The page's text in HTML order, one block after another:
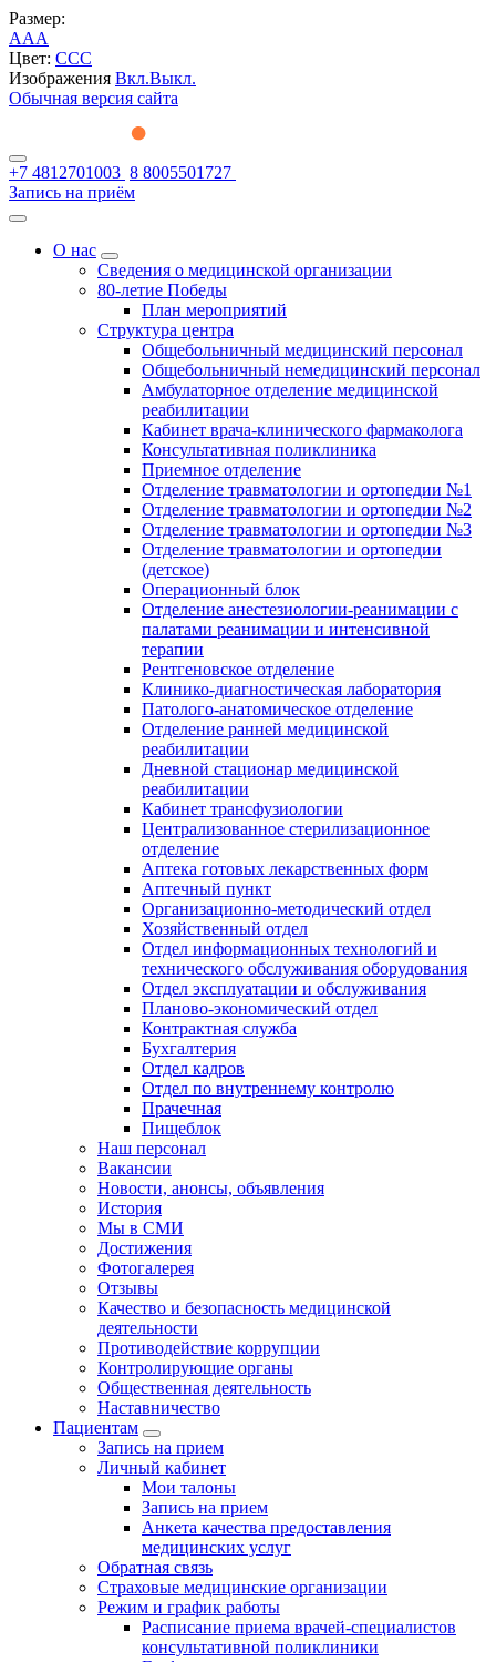
Размер:
AAA
Цвет: CCC
Изображения Вкл.Выкл.
Обычная версия сайта
+7 4812701003 8 8005501727
Запись на приём
О нас
Сведения о медицинской организации
80-летие Победы
План мероприятий
Структура центра
Общебольничный медицинский персонал
Общебольничный немедицинский персонал
Амбулаторное отделение медицинской
реабилитации
Кабинет врача-клинического фармаколога
Консультативная поликлиника
Приемное отделение
Отделение травматологии и ортопедии №1
Отделение травматологии и ортопедии №2
Отделение травматологии и ортопедии №3
Отделение травматологии и ортопедии
(детское)
Операционный блок
Отделение анестезиологии-реанимации с
палатами реанимации и интенсивной
терапии
Рентгеновское отделение
Клинико-диагностическая лаборатория
Патолого-анатомическое отделение
Отделение ранней медицинской
реабилитации
Дневной стационар медицинской
реабилитации
Кабинет трансфузиологии
Централизованное стерилизационное
отделение
Аптека готовых лекарственных форм
Аптечный пункт
Организационно-методический отдел
Хозяйственный отдел
Отдел информационных технологий и
технического обслуживания оборудования
Отдел эксплуатации и обслуживания
Планово-экономический отдел
Контрактная служба
Бухгалтерия
Отдел кадров
Отдел по внутреннему контролю
Прачечная
Пищеблок
Наш персонал
Вакансии
Новости, анонсы, объявления
История
Мы в СМИ
Достижения
Фотогалерея
Отзывы
Качество и безопасность медицинской
деятельности
Противодействие коррупции
Контролирующие органы
Общественная деятельность
Наставничество
Пациентам
Запись на прием
Личный кабинет
Мои талоны
Запись на прием
Анкета качества предоставления
медицинских услуг
Обратная связь
Страховые медицинские организации
Режим и график работы
Расписание приема врачей-специалистов
консультативной поликлиники